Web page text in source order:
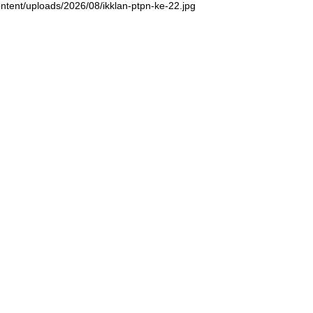
uploads/2026/08/ikklan-ptpn-ke-22.jpg